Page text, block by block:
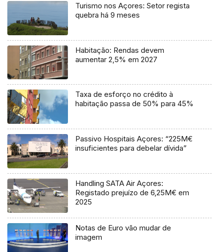
Turismo nos Açores: Setor regista
quebra há 9 meses
Habitação: Rendas devem
aumentar 2,5% em 2027
Taxa de esforço no crédito à
habitação passa de 50% para 45%
Passivo Hospitais Açores: “225M€
insuficientes para debelar dívida”
Handling SATA Air Açores:
Registado prejuízo de 6,25M€ em
2025
Notas de Euro vão mudar de
imagem